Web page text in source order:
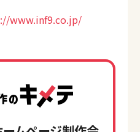
www.inf9.co.jp/